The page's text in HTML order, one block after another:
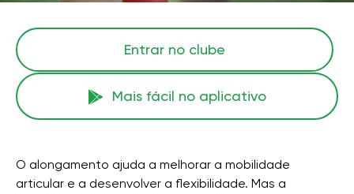
Entrar no clube
Mais fácil no aplicativo
O alongamento ajuda a melhorar a mobilidade
articular e a desenvolver a flexibilidade. Mas a